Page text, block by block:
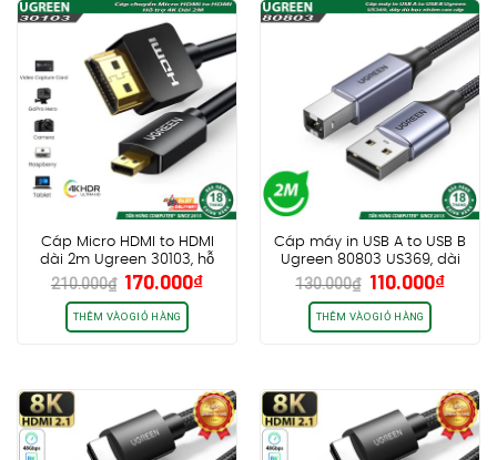
Cáp Micro HDMI to HDMI
dài 2m Ugreen 30103, hỗ
trợ 4K60Hz HDR
210.000₫ Giá
gốc
là:
210.000₫.
170.000₫Giá
THÊM VÀO GIỎ HÀNG
Cáp máy in USB A to USB B
Ugreen 80803 US369, dài
2m, dây dù bọc nhôm cao
cấp
130.000₫ Giá
gốc
là:
130.000₫.
110.000₫Giá
THÊM VÀO GIỎ HÀNG